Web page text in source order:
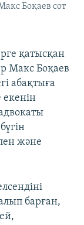
Боқаев сот
қатысқан
Макс Боқаев
абақтыға
екенін
және
барған,